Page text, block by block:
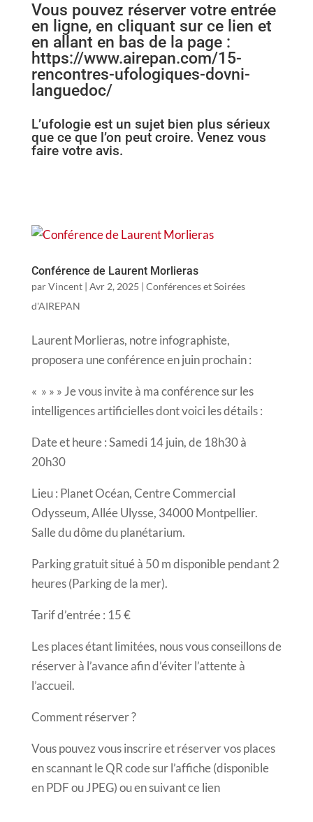
Vous pouvez réserver votre entrée
en ligne, en cliquant sur ce lien et
en allant en bas de la page :
https://www.airepan.com/15-
rencontres-ufologiques-dovni-
languedoc/
L’ufologie est un sujet bien plus sérieux
que ce que l’on peut croire. Venez vous
faire votre avis.
Conférence de Laurent Morlieras
parVincent| Avr 2, 2025 | Conférences et Soirées
d'AIREPAN
Laurent Morlieras, notre infographiste,
proposera une conférence en juin prochain :
« » » » Je vous invite à ma conférence sur les
intelligences artificielles dont voici les détails :
Date et heure : Samedi 14 juin, de 18h30 à
20h30
Lieu : Planet Océan, Centre Commercial
Odysseum, Allée Ulysse, 34000 Montpellier.
Salle du dôme du planétarium.
Parking gratuit situé à 50 m disponible pendant 2
heures (Parking de la mer).
Tarif d’entrée : 15 €
Les places étant limitées, nous vous conseillons de
réserver à l’avance afin d’éviter l’attente à
l’accueil.
Comment réserver ?
Vous pouvez vous inscrire et réserver vos places
en scannant le QR code sur l’affiche (disponible
en PDF ou JPEG) ou en suivant ce lien